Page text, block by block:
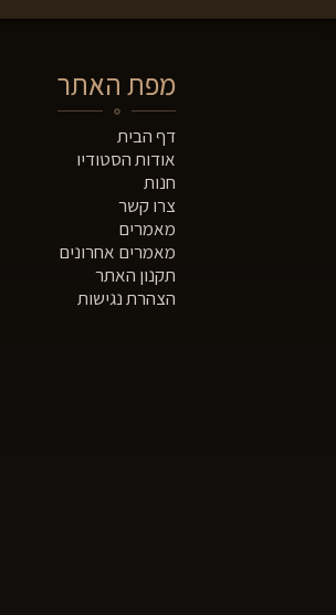
מפת האתר
דף הבית
אודות הסטודיו
חנות
צרו קשר
מאמרים
מאמרים אחרונים
תקנון האתר
הצהרת נגישות